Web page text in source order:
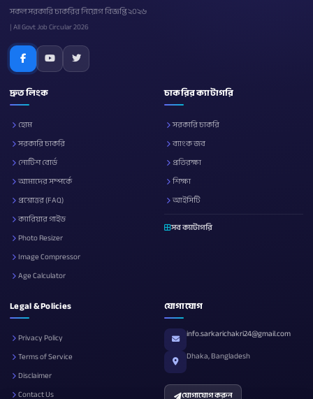
সকল সরকারি চাকরির নিয়োগ বিজ্ঞপ্তি ২০২৬
| All Govt Job Circular 2026
দ্রুত লিংক
হোম
সরকারি চাকরি
নোটিশ বোর্ড
আমাদের সম্পর্কে
প্রশ্নোত্তর (FAQ)
ক্যারিয়ার গাইড
Photo Resizer
Image Compressor
Age Calculator
চাকরির ক্যাটাগরি
সরকারি চাকরি
ব্যাংক জব
প্রতিরক্ষা
শিক্ষা
আইসিটি
সব ক্যাটাগরি
Legal & Policies
Privacy Policy
Terms of Service
Disclaimer
Contact Us
যোগাযোগ
info.sarkarichakri24@gmail.com
Dhaka, Bangladesh
যোগাযোগ করুন